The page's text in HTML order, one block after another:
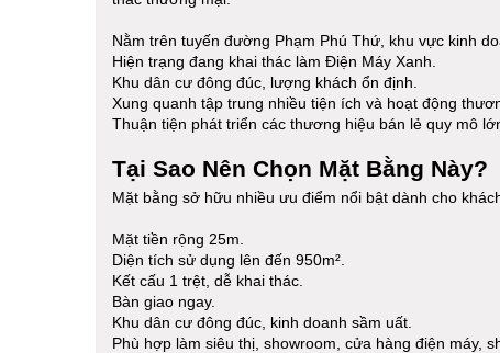
Nằm trên tuyến đường Phạm Phú Thứ, khu vực kinh
Hiện trạng đang khai thác làm Điện Máy Xanh.
Khu dân cư đông đúc, lượng khách ổn định.
Xung quanh tập trung nhiều tiện ích và hoạt động
Thuận tiện phát triển các thương hiệu bán lẻ quy mô
Tại Sao Nên Chọn Mặt Bằng Này?
Mặt bằng sở hữu nhiều ưu điểm nổi bật dành cho
Mặt tiền rộng 25m.
Diện tích sử dụng lên đến 950m².
Kết cấu 1 trệt, dễ khai thác.
Bàn giao ngay.
Khu dân cư đông đúc, kinh doanh sầm uất.
Phù hợp làm siêu thị, showroom, cửa hàng điện máy,